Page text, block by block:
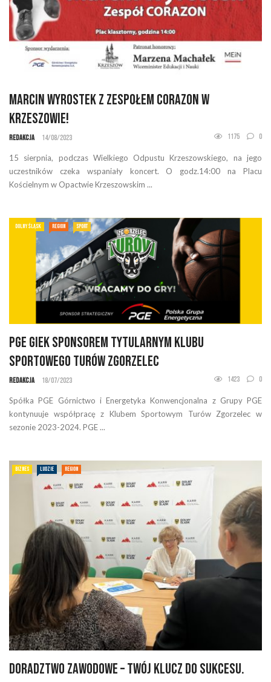
Marcin Wyrostek z zespołem Corazon w
Krzeszowie!
Redakcja 14/08/2023 1175 0
15 sierpnia, podczas Wielkiego Odpustu Krzeszowskiego, na jego
uczestników czeka wspaniały koncert. O godz.14:00 na Placu
Kościelnym w Opactwie Krzeszowskim ...
DOLNY ŚLĄSK REGION SPORT
PGE GiEK sponsorem tytularnym Klubu
Sportowego Turów Zgorzelec
Redakcja 18/07/2023 1423 0
Spółka PGE Górnictwo i Energetyka Konwencjonalna z Grupy PGE
kontynuuje współpracę z Klubem Sportowym Turów Zgorzelec w
sezonie 2023-2024. PGE ...
BIZNES LUDZIE REGION
Doradztwo zawodowe – Twój klucz do sukcesu.